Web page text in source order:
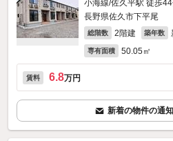
小海線/佐久平駅 徒歩
長野県佐久市下平尾
総階数 2階建 築年数
専有面積 50.05㎡
賃料 6.8万円
新着の物件の通